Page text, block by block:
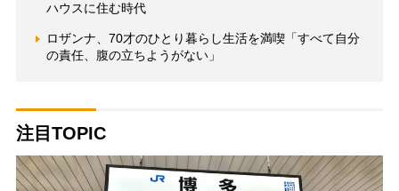
ハウスに住む時代
ロザンナ、70才のひとり暮らし生活を満喫「すべて自分
の責任、腹の立ちようがない」
注目TOPIC